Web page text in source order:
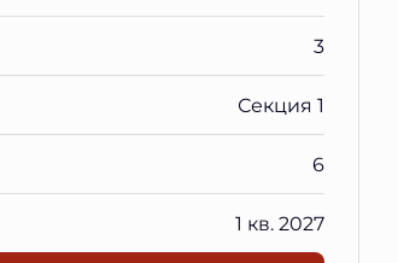
3
Секция 1
6
1 кв. 2027